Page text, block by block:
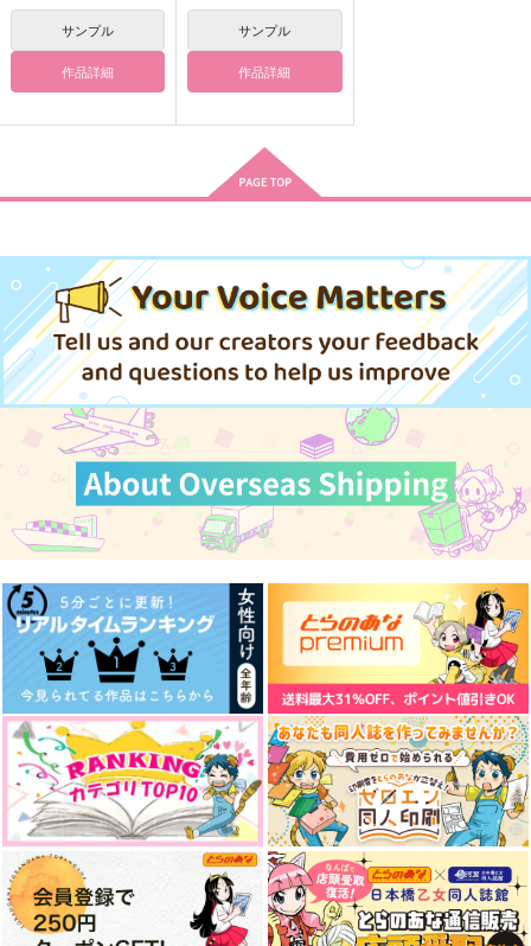
どうパロ！
そらいろ。
作品詳細
GIVE ME ×××！
そらいろ。
（税込）
アラスター×チャーリー
作品詳細
そしておやすみ、
good-night
そらいろくじら
円（税込）
環野揺＆壱川春日
サンプル
作品詳細
Symphony
Ping
629 （税込）
幸村精市×真田弦一郎
サンプル
作品詳細
なんでもできるよ
Ping
472 円 （税込）
幸村精市×真田弦一郎
サンプル
作品詳細
サンプル
作品詳細
サンプル
作品詳細